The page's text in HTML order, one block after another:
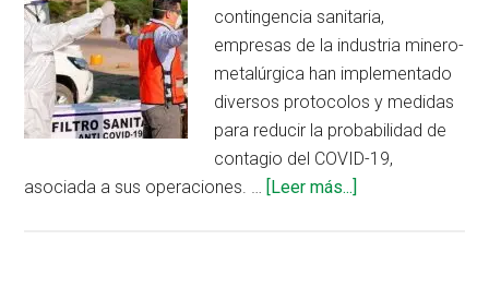
de
suministro
contingencia sanitaria,
empresas de la industria minero-
metalúrgica han implementado
diversos protocolos y medidas
para reducir la probabilidad de
contagio del COVID-19,
asociada a sus operaciones. … [Leer más...]